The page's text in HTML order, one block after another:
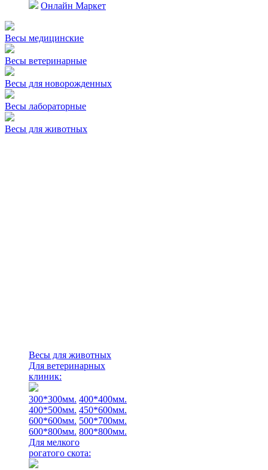
Онлайн Маркет
Весы медицинские
Весы ветеринарные
Весы для новорожденных
Весы лабораторные
Весы для животных
Весы для животных
Для ветеринарных
клиник:
300*300мм. 400*400мм.
400*500мм. 450*600мм.
600*600мм. 500*700мм.
600*800мм. 800*800мм.
Для мелкого
рогатого скота: